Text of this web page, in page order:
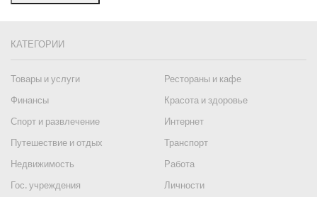
КАТЕГОРИИ
Товары и услуги
Рестораны и кафе
Финансы
Красота и здоровье
Спорт и развлечение
Интернет
Путешествие и отдых
Транспорт
Недвижимость
Работа
Гос. учреждения
Личности